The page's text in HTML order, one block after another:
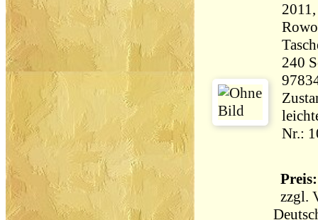
240 Seiten
leichte
Nr.:
zzgl.